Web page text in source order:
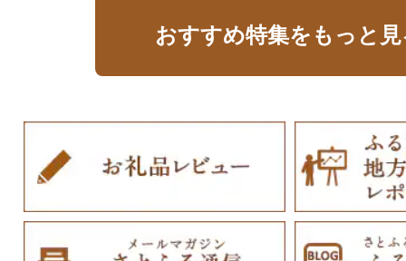
おすすめ特集をもっと